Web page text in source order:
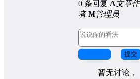
0 条回复 A文章作
者 M管理员
提交
暂无讨论，